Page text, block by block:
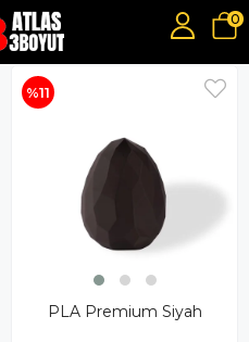
0
PLA Premium Siyah
%11